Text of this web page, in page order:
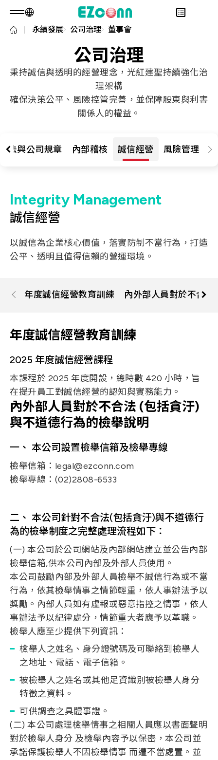
TW
Overview
關於我們
核心能力
人才招募
Overview
永續實踐
公司治理
永續報告書
投資人專區
Overview
財務資訊
Overview
應用範疇
5G
IT DataCom
航太
醫療
Future TOGETHER
隱私權合作夥伴連結
+886 2-2808-6333
新北市淡水區中正東路2段27-8號13樓
永續發展 公司治理 董事會
公司治理
秉持誠信與透明的經營理念，光紅建聖持續強化治
理架構
確保決策公平、風險控管完善，並保障股東與利害
關係人的權益。
法與公司規章 內部稽核 誠信經營 風險管理
Integrity Management
誠信經營
以誠信為企業核心價值，落實防制不當行為，打造
公平、透明且值得信賴的營運環境。
年度誠信經營教育訓練 內外部人員對於不合
年度誠信經營教育訓練
2025 年度誠信經營課程
本課程於 2025 年度開設，總時數 420 小時，旨
在提升員工對誠信經營的認知與實務能力。
內外部人員對於不合法 (包括貪汙)
與不道德行為的檢舉說明
一、 本公司設置檢舉信箱及檢舉專線
檢舉信箱：legal@ezconn.com
檢舉專線：(02)2808-6533
二、 本公司針對不合法(包括貪汙)與不道德行
為的檢舉制度之完整處理流程如下：
(一) 本公司於公司網站及內部網站建立並公告內部
檢舉信箱,供本公司內部及外部人員使用。
本公司鼓勵內部及外部人員檢舉不誠信行為或不當
行為，依其檢舉情事之情節輕重，依人事辦法予以
獎勵。內部人員如有虛報或惡意指控之情事，依人
事辦法予以紀律處分，情節重大者應予以革職。
檢舉人應至少提供下列資訊：
檢舉人之姓名、身分證號碼及可聯絡到檢舉人
之地址、電話、電子信箱。
被檢舉人之姓名或其他足資識別被檢舉人身分
特徵之資料。
可供調查之具體事證。
(二) 本公司處理檢舉情事之相關人員應以書面聲明
對於檢舉人身分 及檢舉內容予以保密，本公司並
承諾保護檢舉人不因檢舉情事 而遭不當處置。並